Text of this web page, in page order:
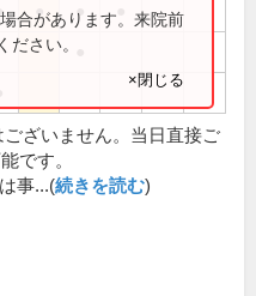
● ●
合があります。来院前
ださい。
×閉じる
ざいません。当日直接ご
です。
事...(続きを読む)